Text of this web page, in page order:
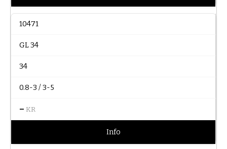
10471
GL 34
34
0.8-3 / 3-5
– KR
Info